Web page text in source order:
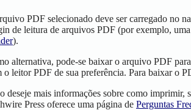
PDF selecionado deve ser carregado no
de leitura de arquivos PDF (por exemplo,
).
alternativa, pode-se baixar o arquivo PDF
o leitor PDF de sua preferência. Para baixar o
deseje mais informações sobre como imprimir,
Press oferece uma página de Perguntas